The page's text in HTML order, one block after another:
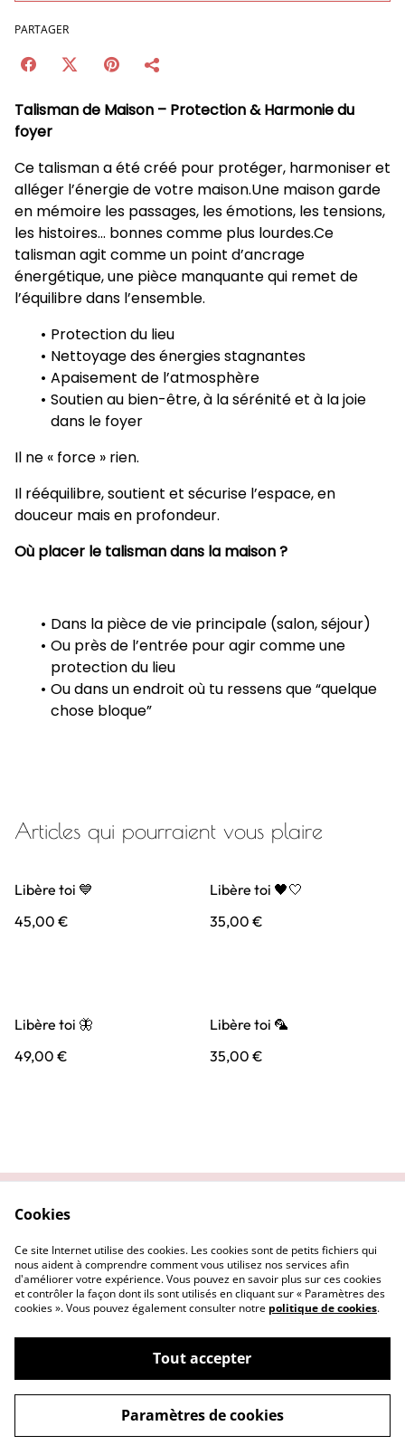
PARTAGER
Talisman de Maison – Protection & Harmonie du
foyer
Ce talisman a été créé pour protéger, harmoniser et
alléger l’énergie de votre maison.Une maison garde
en mémoire les passages, les émotions, les tensions,
les histoires… bonnes comme plus lourdes.Ce
talisman agit comme un point d’ancrage
énergétique, une pièce manquante qui remet de
l’équilibre dans l’ensemble.
Protection du lieu
Nettoyage des énergies stagnantes
Apaisement de l’atmosphère
Soutien au bien-être, à la sérénité et à la joie
dans le foyer
Il ne « force » rien.
Il rééquilibre, soutient et sécurise l’espace, en
douceur mais en profondeur.
Où placer le talisman dans la maison ?
Dans la pièce de vie principale (salon, séjour)
Ou près de l’entrée pour agir comme une
protection du lieu
Ou dans un endroit où tu ressens que “quelque
chose bloque”
Articles qui pourraient vous plaire
Libère toi 💙
45,00 €
Libère toi 🖤🤍
35,00 €
Libère toi 🦋
49,00 €
Libère toi 🦜
35,00 €
Politique de
confidentialité
Politique de cookies
©2026Les talismans de Sankalpa
powered by
Cookies
Ce site Internet utilise des cookies. Les cookies sont de petits fichiers qui
nous aident à comprendre comment vous utilisez nos services afin
d'améliorer votre expérience. Vous pouvez en savoir plus sur ces cookies
et contrôler la façon dont ils sont utilisés en cliquant sur « Paramètres des
cookies ». Vous pouvez également consulter notre politique de cookies.
Tout accepter
Paramètres de cookies